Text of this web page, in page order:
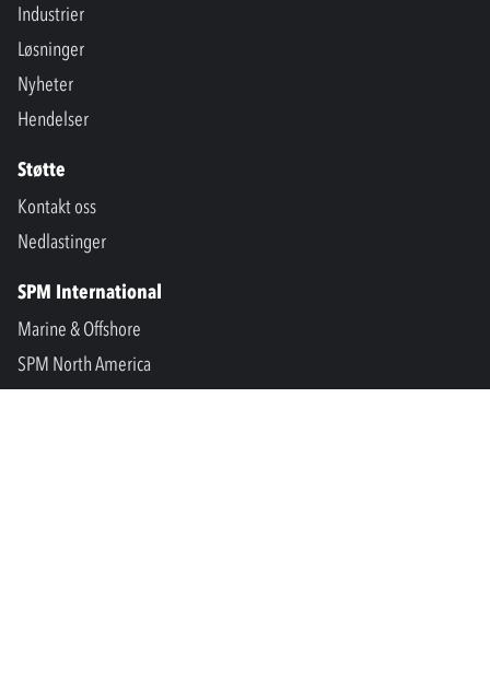
Industrier
Løsninger
Nyheter
Hendelser
Støtte
Kontakt oss
Nedlastinger
SPM International
Marine & Offshore
SPM North America